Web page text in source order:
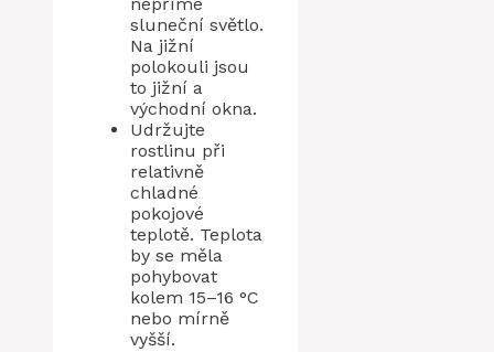
nepřímé
sluneční světlo.
Na jižní
polokouli jsou
to jižní a
východní okna.
Udržujte
rostlinu při
relativně
chladné
pokojové
teplotě. Teplota
by se měla
pohybovat
kolem 15–16 °C
nebo mírně
vyšší.